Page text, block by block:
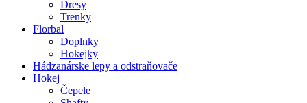
Dresy
Trenky
Florbal
Doplnky
Hokejky
Hádzanárske lepy a odstraňovače
Hokej
Čepele